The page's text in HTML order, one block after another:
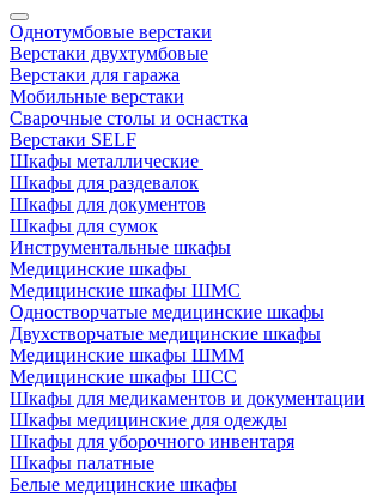
Однотумбовые верстаки
Верстаки двухтумбовые
Верстаки для гаража
Мобильные верстаки
Сварочные столы и оснастка
Верстаки SELF
Шкафы металлические
Шкафы для раздевалок
Шкафы для документов
Шкафы для сумок
Инструментальные шкафы
Медицинские шкафы
Медицинские шкафы ШМС
Одностворчатые медицинские шкафы
Двухстворчатые медицинские шкафы
Медицинские шкафы ШММ
Медицинские шкафы ШСС
Шкафы для медикаментов и документации
Шкафы медицинские для одежды
Шкафы для уборочного инвентаря
Шкафы палатные
Белые медицинские шкафы